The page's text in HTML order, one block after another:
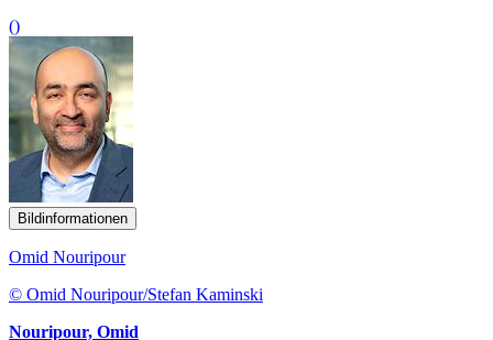
()
Bildinformationen
Omid Nouripour
© Omid Nouripour/Stefan Kaminski
Nouripour, Omid